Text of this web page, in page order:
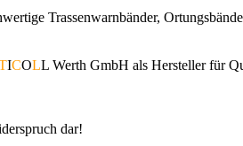
Trassenwarnbänder,
ICOLL Werth GmbH als Hersteller für
dar!